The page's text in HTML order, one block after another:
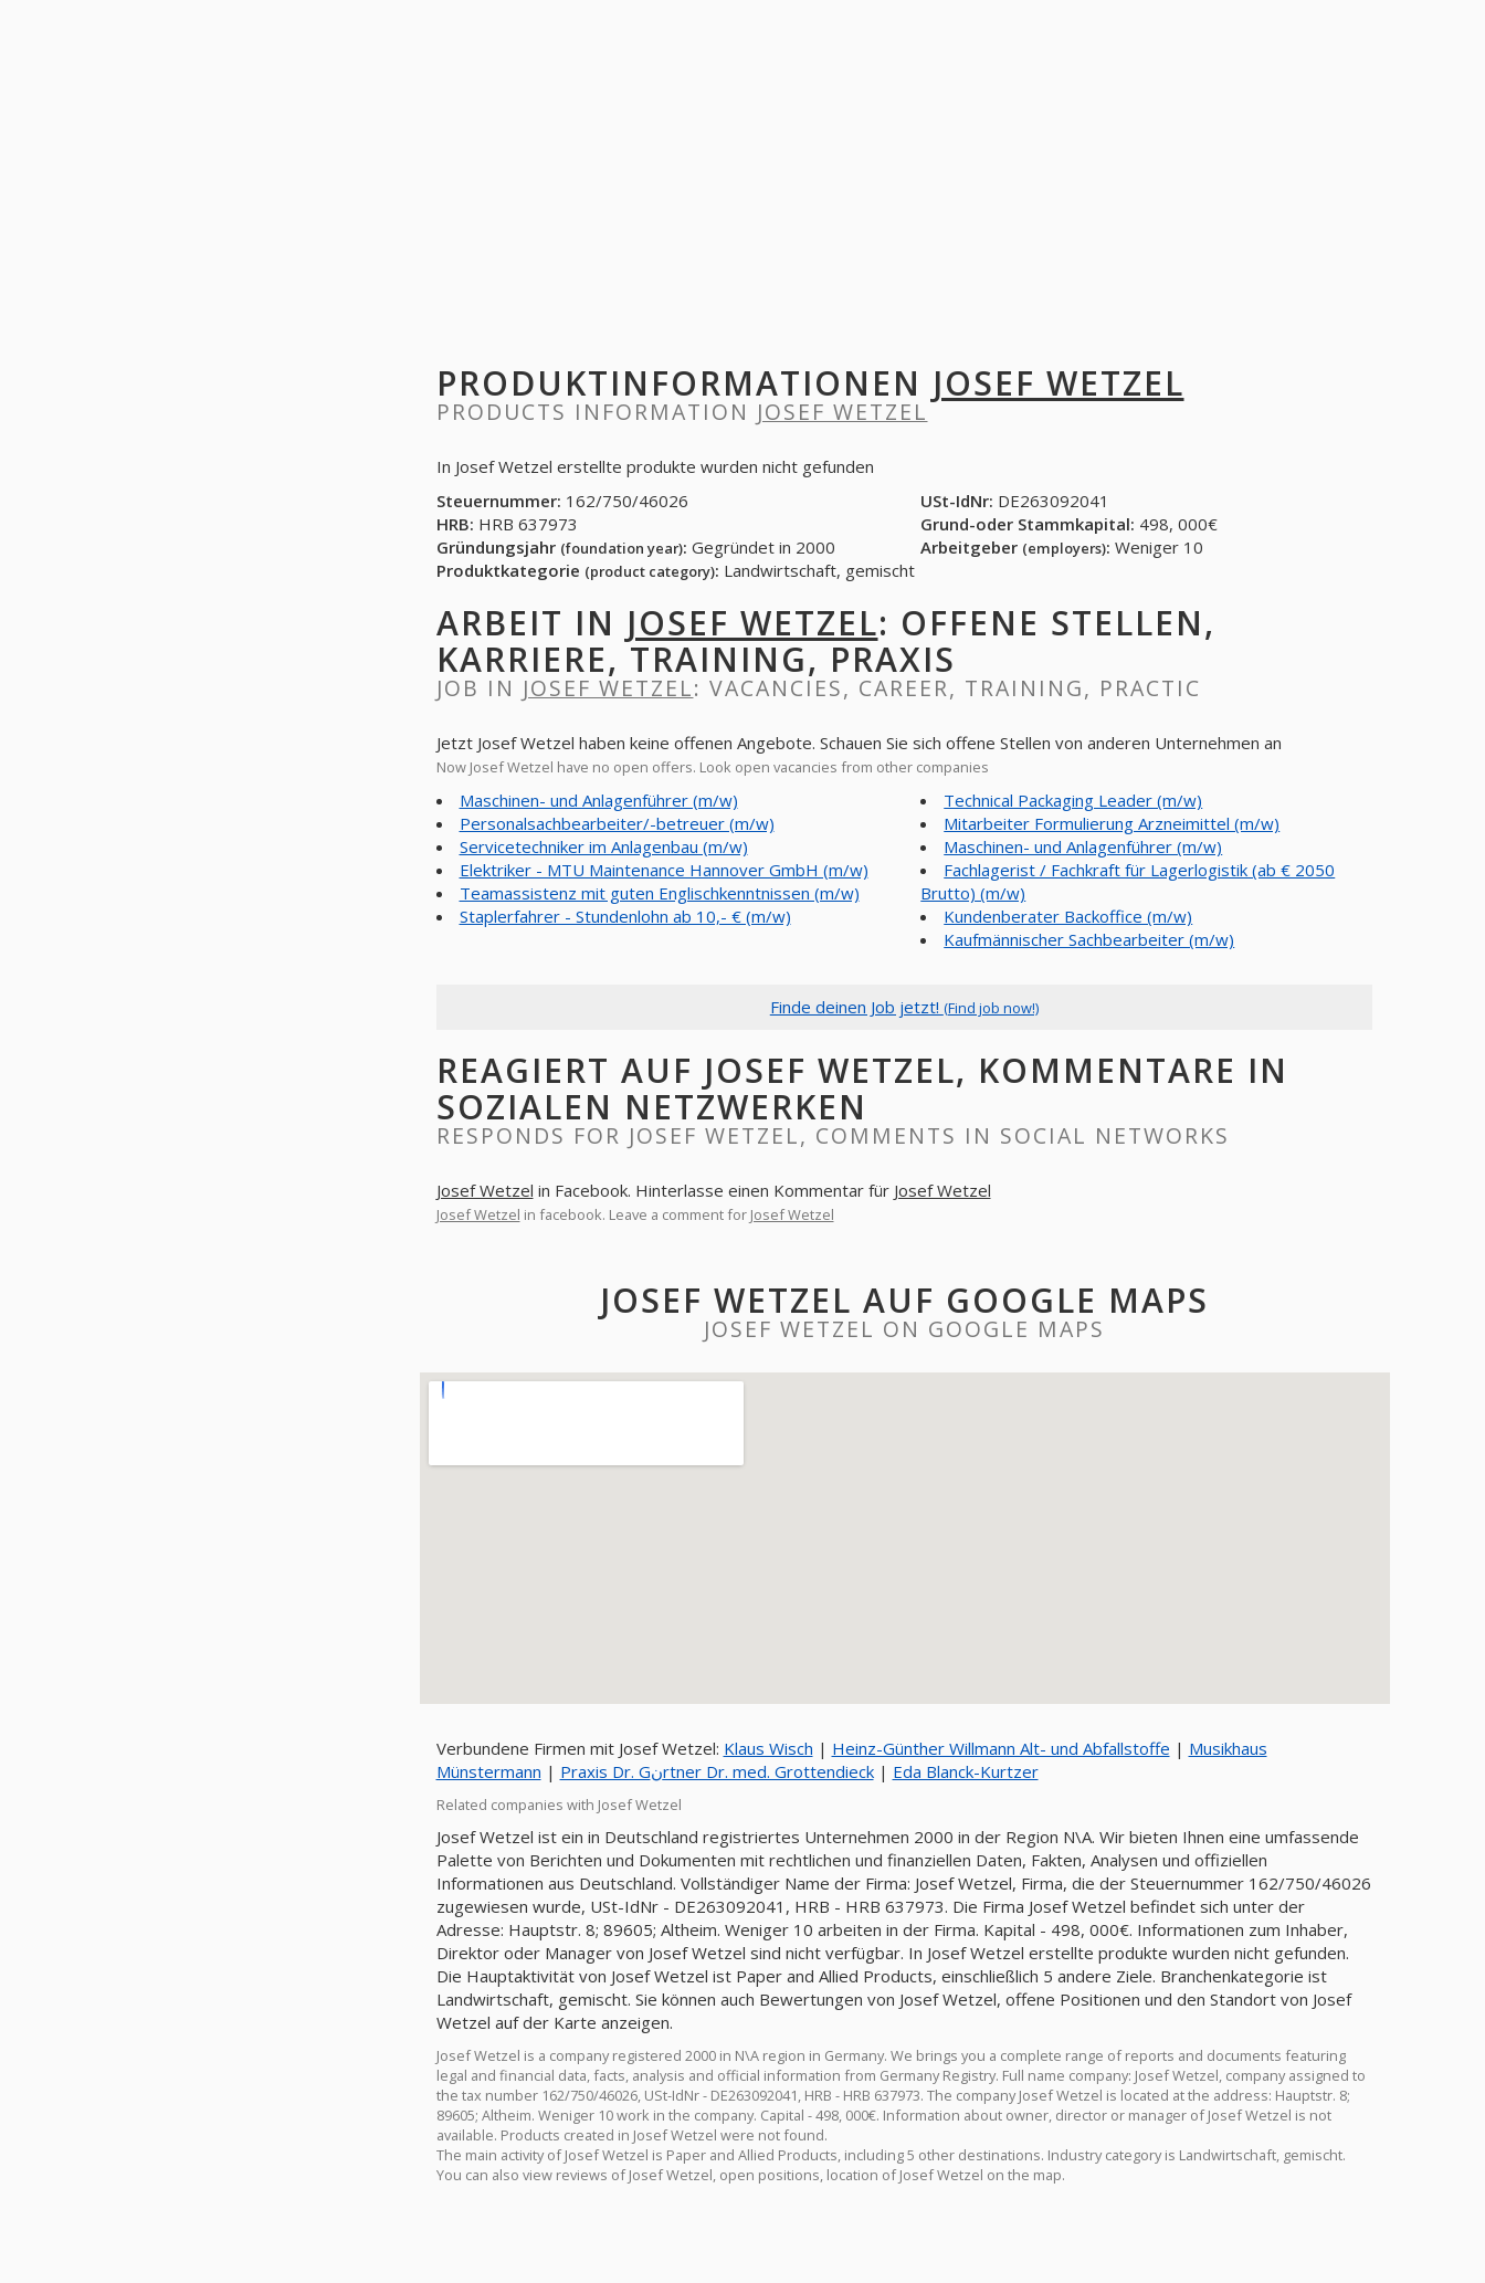
PRODUKTINFORMATIONEN JOSEF WETZEL
PRODUCTS INFORMATION JOSEF WETZEL
In Josef Wetzel erstellte produkte wurden nicht gefunden
Steuernummer: 162/750/46026 USt-IdNr: DE263092041
HRB: HRB 637973 Grund-oder Stammkapital: 498, 000€
Gründungsjahr (foundation year): Gegründet in 2000 Arbeitgeber (employers): Weniger 10
Produktkategorie (product category): Landwirtschaft, gemischt
ARBEIT IN JOSEF WETZEL: OFFENE STELLEN,
KARRIERE, TRAINING, PRAXIS
JOB IN JOSEF WETZEL: VACANCIES, CAREER, TRAINING, PRACTIC
Jetzt Josef Wetzel haben keine offenen Angebote. Schauen Sie sich offene Stellen von anderen Unternehmen an
Now Josef Wetzel have no open offers. Look open vacancies from other companies
Maschinen- und Anlagenführer (m/w)
Personalsachbearbeiter/-betreuer (m/w)
Servicetechniker im Anlagenbau (m/w)
Elektriker - MTU Maintenance Hannover GmbH (m/w)
Teamassistenz mit guten Englischkenntnissen (m/w)
Staplerfahrer - Stundenlohn ab 10,- € (m/w)
Technical Packaging Leader (m/w)
Mitarbeiter Formulierung Arzneimittel (m/w)
Maschinen- und Anlagenführer (m/w)
Fachlagerist / Fachkraft für Lagerlogistik (ab € 2050
Brutto) (m/w)
Kundenberater Backoffice (m/w)
Kaufmännischer Sachbearbeiter (m/w)
Finde deinen Job jetzt! (Find job now!)
REAGIERT AUF JOSEF WETZEL, KOMMENTARE IN
SOZIALEN NETZWERKEN
RESPONDS FOR JOSEF WETZEL, COMMENTS IN SOCIAL NETWORKS
Josef Wetzel in Facebook. Hinterlasse einen Kommentar für Josef Wetzel
Josef Wetzel in facebook. Leave a comment for Josef Wetzel
JOSEF WETZEL AUF GOOGLE MAPS
JOSEF WETZEL ON GOOGLE MAPS
Verbundene Firmen mit Josef Wetzel: Klaus Wisch | Heinz-Günther Willmann Alt- und Abfallstoffe | Musikhaus
Münstermann | Praxis Dr. Gنrtner Dr. med. Grottendieck| Eda Blanck-Kurtzer
Related companies with Josef Wetzel
Josef Wetzel ist ein in Deutschland registriertes Unternehmen 2000 in der Region N\A. Wir bieten Ihnen eine umfassende
Palette von Berichten und Dokumenten mit rechtlichen und finanziellen Daten, Fakten, Analysen und offiziellen
Informationen aus Deutschland. Vollständiger Name der Firma: Josef Wetzel, Firma, die der Steuernummer 162/750/46026
zugewiesen wurde, USt-IdNr - DE263092041, HRB - HRB 637973. Die Firma Josef Wetzel befindet sich unter der
Adresse: Hauptstr. 8; 89605; Altheim. Weniger 10 arbeiten in der Firma. Kapital - 498, 000€. Informationen zum Inhaber,
Direktor oder Manager von Josef Wetzel sind nicht verfügbar. In Josef Wetzel erstellte produkte wurden nicht gefunden.
Die Hauptaktivität von Josef Wetzel ist Paper and Allied Products, einschließlich 5 andere Ziele. Branchenkategorie ist
Landwirtschaft, gemischt. Sie können auch Bewertungen von Josef Wetzel, offene Positionen und den Standort von Josef
Wetzel auf der Karte anzeigen.
Josef Wetzel is a company registered 2000 in N\A region in Germany. We brings you a complete range of reports and documents featuring
legal and financial data, facts, analysis and official information from Germany Registry. Full name company: Josef Wetzel, company assigned to
the tax number 162/750/46026, USt-IdNr - DE263092041, HRB - HRB 637973. The company Josef Wetzel is located at the address: Hauptstr. 8;
89605; Altheim. Weniger 10 work in the company. Capital - 498, 000€. Information about owner, director or manager of Josef Wetzel is not
available. Products created in Josef Wetzel were not found.
The main activity of Josef Wetzel is Paper and Allied Products, including 5 other destinations. Industry category is Landwirtschaft, gemischt.
You can also view reviews of Josef Wetzel, open positions, location of Josef Wetzel on the map.